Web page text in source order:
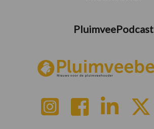
PluimveePodcast